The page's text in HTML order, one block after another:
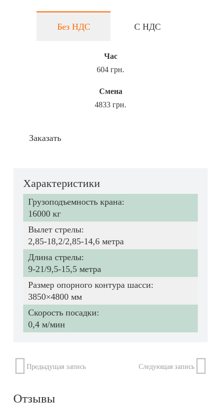
Без НДС С НДС
Час
604 грн.
Смена
4833 грн.
Заказать
Характеристики
Грузоподъемность крана:
16000 кг
Вылет стрелы:
2,85-18,2/2,85-14,6 метра
Длина стрелы:
9-21/9,5-15,5 метра
Размер опорного контура шасси:
3850×4800 мм
Скорость посадки:
0,4 м/мин
Предыдущая запись Следующая запись
Отзывы